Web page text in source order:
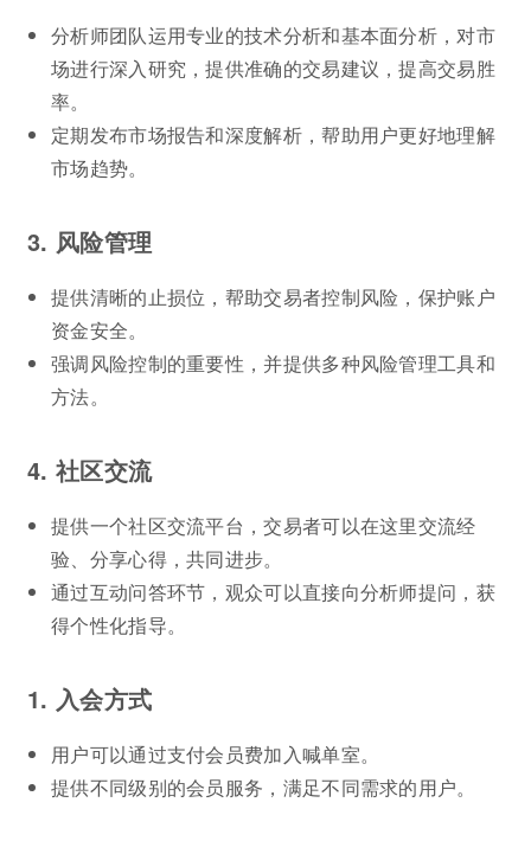
分析师团队运用专业的技术分析和基本面分析，对市
场进行深入研究，提供准确的交易建议，提高交易胜
率。
定期发布市场报告和深度解析，帮助用户更好地理解
市场趋势。
3. 风险管理
提供清晰的止损位，帮助交易者控制风险，保护账户
资金安全。
强调风险控制的重要性，并提供多种风险管理工具和
方法。
4. 社区交流
提供一个社区交流平台，交易者可以在这里交流经
验、分享心得，共同进步。
通过互动问答环节，观众可以直接向分析师提问，获
得个性化指导。
1. 入会方式
用户可以通过支付会员费加入喊单室。
提供不同级别的会员服务，满足不同需求的用户。